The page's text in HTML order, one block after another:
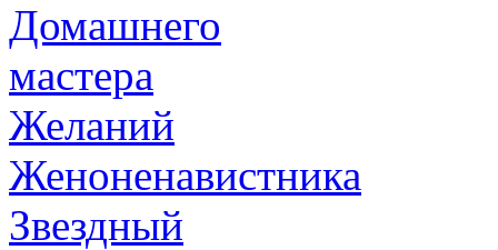
Домашнего
мастера
Желаний
Женоненавистника
Звездный